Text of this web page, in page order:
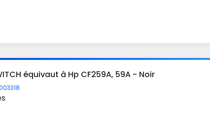
équivaut à Hp CF259A, 59A - Noir